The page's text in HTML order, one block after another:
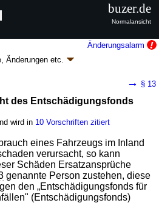
Änderungsalarm
Änderungen etc.
2024 I Nr. 119
in 112 Vorschriften zitiert
für Schäden aus
für Schäden aus
für Schäden aus
für Schäden
→ § 13
des Entschädigungsfonds
wird in 10 Vorschriften zitiert
eines Fahrzeugs im Inland
verursacht, so kann
Schäden Ersatzansprüche
genannte Person zustehen, diese
den „Entschädigungsfonds für
(Entschädigungsfonds)
buzer.de
Normalansicht